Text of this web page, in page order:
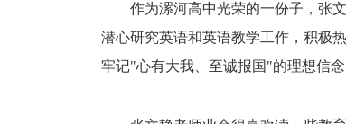
作为漯河高中光荣的一份子，张
潜心研究英语和英语教学工作，积极
牢记"心有大我、至诚报国"的理想信